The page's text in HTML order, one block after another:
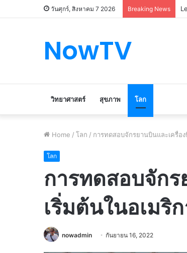
วันศุกร์, สิงหาคม 7 2026 Breaking News
NowTV
วิทยาศาสตร์ สุขภาพ โลก
Home / โลก / การทดสอบจักรยานบินและเครื่อ
โลก
การทดสอบจัก
เริ่มต้นในอเมริ
nowadmin กันยายน 16, 2022